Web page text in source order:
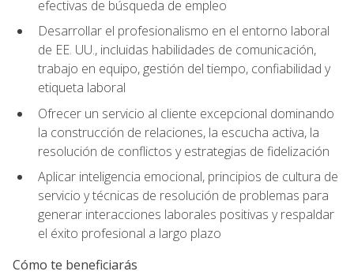
efectivas de búsqueda de empleo
Desarrollar el profesionalismo en el entorno laboral
de EE. UU., incluidas habilidades de comunicación,
trabajo en equipo, gestión del tiempo, confiabilidad y
etiqueta laboral
Ofrecer un servicio al cliente excepcional dominando
la construcción de relaciones, la escucha activa, la
resolución de conflictos y estrategias de fidelización
Aplicar inteligencia emocional, principios de cultura de
servicio y técnicas de resolución de problemas para
generar interacciones laborales positivas y respaldar
el éxito profesional a largo plazo
Cómo te beneficiarás